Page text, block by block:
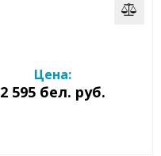
Цена:
2 595 бел. руб.